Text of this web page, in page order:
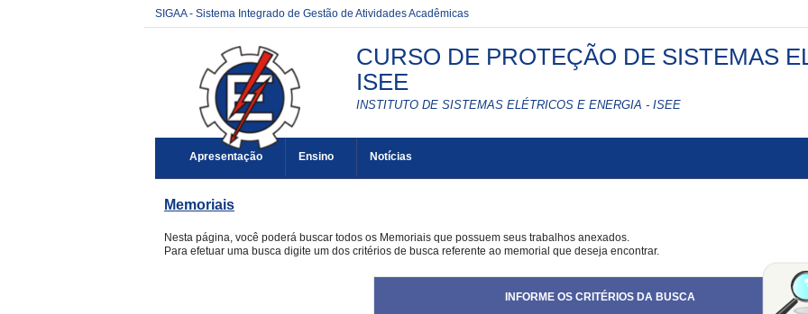
SIGAA - Sistema Integrado de Gestão de Atividades Acadêmicas
CURSO DE PROTEÇÃO DE SISTEMAS
ISEE
INSTITUTO DE SISTEMAS ELÉTRICOS E ENERGIA - ISEE
Apresentação Ensino Notícias
Memoriais
Nesta página, você poderá buscar todos os Memoriais que possuem seus trabalhos anexados.
Para efetuar uma busca digite um dos critérios de busca referente ao memorial que deseja encontrar.
INFORME OS CRITÉRIOS DA BUSCA